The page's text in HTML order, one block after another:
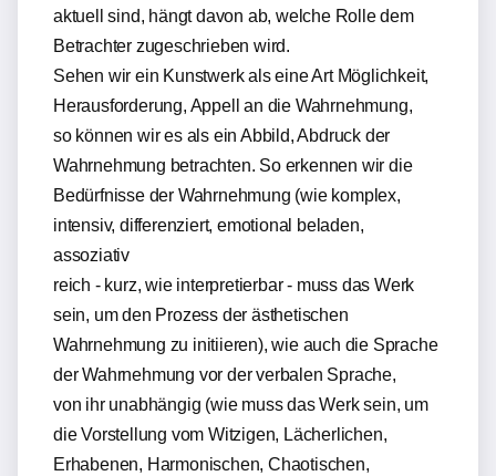
aktuell sind, hängt davon ab, welche Rolle dem
Betrachter zugeschrieben wird.
Sehen wir ein Kunstwerk als eine Art Möglichkeit,
Herausforderung, Appell an die Wahrnehmung,
so können wir es als ein Abbild, Abdruck der
Wahrnehmung betrachten. So erkennen wir die
Bedürfnisse der Wahrnehmung (wie komplex,
intensiv, differenziert, emotional beladen,
assoziativ
reich - kurz, wie interpretierbar - muss das Werk
sein, um den Prozess der ästhetischen
Wahrnehmung zu initiieren), wie auch die Sprache
der Wahrnehmung vor der verbalen Sprache,
von ihr unabhängig (wie muss das Werk sein, um
die Vorstellung vom Witzigen, Lächerlichen,
Erhabenen, Harmonischen, Chaotischen,